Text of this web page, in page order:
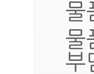
물
물
부